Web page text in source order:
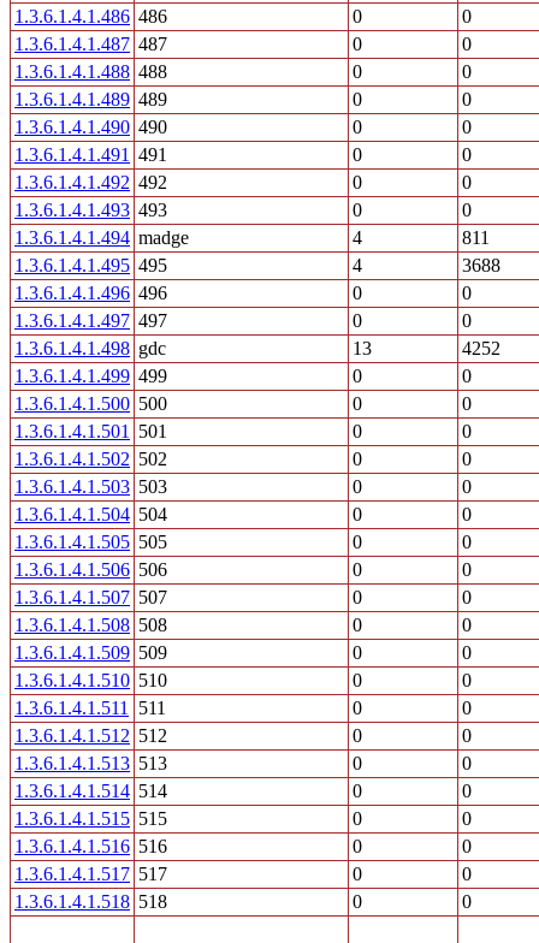
1.3.6.1.4.1.486 486 0
0
1.3.6.1.4.1.487 487 0
0
1.3.6.1.4.1.488 488 0
0
1.3.6.1.4.1.489 489 0
0
1.3.6.1.4.1.490 490 0
0
1.3.6.1.4.1.491 491 0
0
1.3.6.1.4.1.492 492 0
0
1.3.6.1.4.1.493 493 0
0
1.3.6.1.4.1.494 madge 4
811
1.3.6.1.4.1.495 495 4
3688
1.3.6.1.4.1.496 496 0
0
1.3.6.1.4.1.497 497 0
0
1.3.6.1.4.1.498 gdc 13
4252
1.3.6.1.4.1.499 499 0
0
1.3.6.1.4.1.500 500 0
0
1.3.6.1.4.1.501
501 0
0
1.3.6.1.4.1.502 502 0
0
1.3.6.1.4.1.503 503 0
0
1.3.6.1.4.1.504 504 0
0
1.3.6.1.4.1.505 505 0
0
1.3.6.1.4.1.506 506 0
0
1.3.6.1.4.1.507 507 0
0
1.3.6.1.4.1.508 508 0
0
1.3.6.1.4.1.509 509 0
0
1.3.6.1.4.1.510 510 0
0
1.3.6.1.4.1.511
511 0
0
1.3.6.1.4.1.512 512 0
0
1.3.6.1.4.1.513 513 0
0
1.3.6.1.4.1.514 514 0
0
1.3.6.1.4.1.515 515 0
0
1.3.6.1.4.1.516 516 0
0
1.3.6.1.4.1.517 517 0
0
1.3.6.1.4.1.518 518 0 0